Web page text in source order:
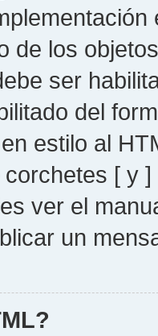
de los
ser
del
estilo al
[ y
ver el
un